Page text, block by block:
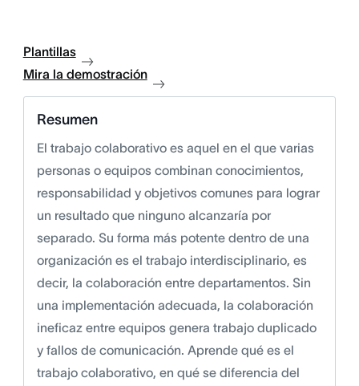
Plantillas
Mira la demostración
Resumen
El trabajo colaborativo es aquel en el que varias
personas o equipos combinan conocimientos,
responsabilidad y objetivos comunes para lograr
un resultado que ninguno alcanzaría por
separado. Su forma más potente dentro de una
organización es el trabajo interdisciplinario, es
decir, la colaboración entre departamentos. Sin
una implementación adecuada, la colaboración
ineficaz entre equipos genera trabajo duplicado
y fallos de comunicación. Aprende qué es el
trabajo colaborativo, en qué se diferencia del